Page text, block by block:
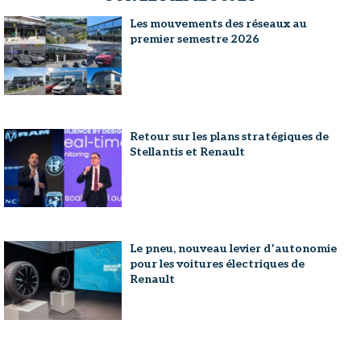
Les mouvements des réseaux au
premier semestre 2026
Retour sur les plans stratégiques de
Stellantis et Renault
Le pneu, nouveau levier d’autonomie
pour les voitures électriques de
Renault